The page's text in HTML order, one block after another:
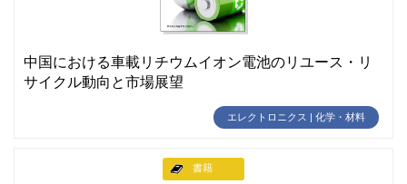
中国における車載リチウムイオン電池のリユース・リ
サイクル動向と市場展望
エレクトロニクス | 化学・材料
書籍